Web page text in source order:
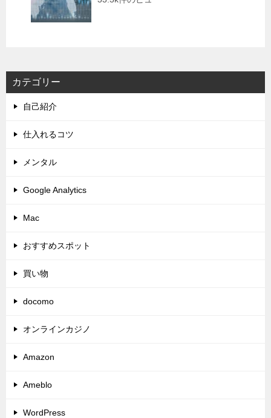
カテゴリー
自己紹介
仕入れるコツ
メンタル
Google Analytics
Mac
おすすめスポット
買い物
docomo
オンラインカジノ
Amazon
Ameblo
WordPress